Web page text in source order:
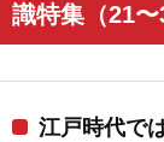
識特集（21〜
江戸時代で